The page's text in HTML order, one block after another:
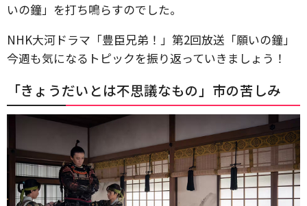
いの鐘」を打ち鳴らすのでした。
NHK大河ドラマ「豊臣兄弟！」第2回放送「願いの鐘」
今週も気になるトピックを振り返っていきましょう！
「きょうだいとは不思議なもの」市の苦しみ